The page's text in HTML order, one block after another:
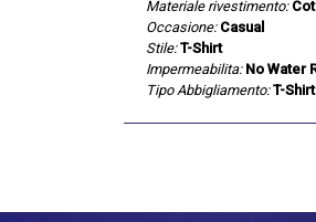
Materiale rivestimento:
Occasione: Casual
Stile: T-Shirt
Impermeabilita: No Water
Tipo Abbigliamento: T-Shirt